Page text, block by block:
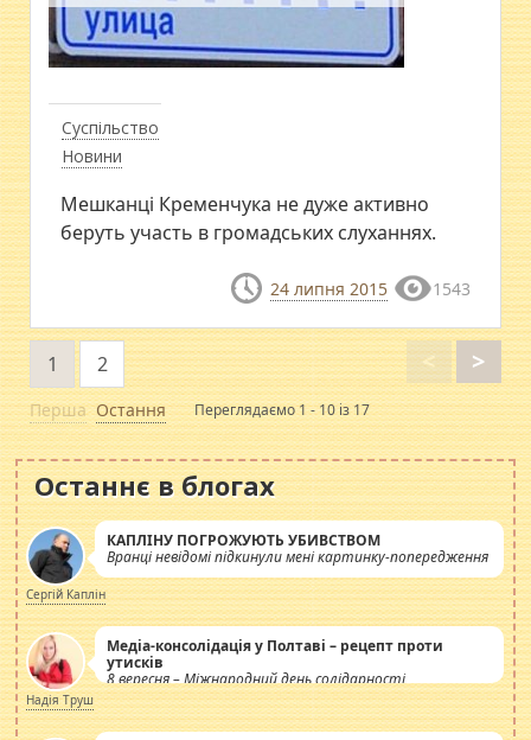
Суспільство
Новини
Мешканці Кременчука не дуже активно
беруть участь в громадських слуханнях.
24 липня 2015 1543
Перша
<
1 2 >
Остання Переглядаємо 1 - 10 із 17
Останнє в блогах
КАПЛІНУ ПОГРОЖУЮТЬ УБИВСТВОМ
Вранці невідомі підкинули мені картинку-попередження
Сергій Каплін
Медіа-консолідація у Полтаві – рецепт проти
утисків
8 вересня – Міжнародний день солідарності
журналістів.
Надія Труш